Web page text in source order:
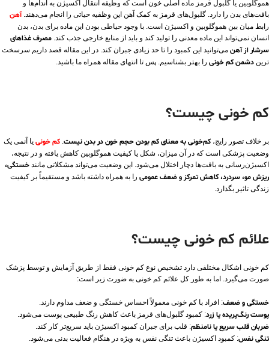
هموگلوبین یا گلبول قرمز ماده اصلی خون است که وظیفه انتقال اکسیژن به اندام‌ها و
بافت‌های بدن را دارد. گلبول‌های قرمز به کمک آهن این وظفیه حیاتی را انجام می‌دهند.آهن
رابط میان بین هموگلوبین و اکسیژن است. با وجود حیاطی بودن این ماده برای بدن، بدن
انسان نمی‌تواند این ماده معدنی را تولید کند و باید از منابع خارجی جذب کند. مصرف غذاهای
سرشار از آهن می‌توانید این کمبود را تا حد زیادی جبران کند. در این مقاله قصد داریم سرسخت
ترین دشمن کم خونی را بهتر بشناسیم. پس تا انتهای مقاله همراه ما باشید.
کم خونی چیست؟
بر خلاف تصور رایج، کم‌خونی به معنای کم بودن حجم خون در بدن نیست. کم خونی یا آنمی یک
وضعیت پزشکی است که در آن میزان، شکل یا کیفیت هموگلوبین کاهش یافته و در نتیجه،
اکسیژن‌رسانی به بافت‌ها دچار اختلال می‌شود. این وضعیت می‌تواند مشکلاتی مانند خستگی،
ریزش مو، سردرد، کاهش تمرکز و ضعف عمومی را به همراه داشته باشد و مستقیماً بر کیفیت
زندگی تاثیر بگذارد.
علائم کم خونی چیست؟
کم خونی اشکال مختلفی دارد تشخیص نوع کم خونی فقط از طریق آزمایش و توسط پزشک
صورت می‌گیرد. اما به طور کل علائم کم خونی به ضورت زیر است:
خستگی و ضعف: افراد با کم خونی معمولاً احساس خستگی و ضعف مداوم دارند.
پوست رنگ‌پریده یا زرد: کمبود گلبول‌های قرمز باعث کاهش رنگ طبیعی پوست می‌شود.
ضربان قلب سریع یا نامنظم: قلب برای جبران کمبود اکسیژن باید سریع‌تر کار کند.
تنگی نفس: کمبود اکسیژن باعث تنگی نفس به ویژه در هنگام فعالیت بدنی می‌شود.